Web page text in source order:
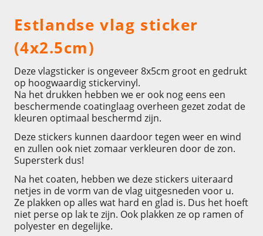
Estlandse vlag sticker
(4x2.5cm)
Deze vlagsticker is ongeveer 8x5cm groot en gedrukt
op hoogwaardig stickervinyl.
Na het drukken hebben we er ook nog eens een
beschermende coatinglaag overheen gezet zodat de
kleuren optimaal beschermd zijn.
Deze stickers kunnen daardoor tegen weer en wind
en zullen ook niet zomaar verkleuren door de zon.
Supersterk dus!
Na het coaten, hebben we deze stickers uiteraard
netjes in de vorm van de vlag uitgesneden voor u.
Ze plakken op alles wat hard en glad is. Dus het hoeft
niet perse op lak te zijn. Ook plakken ze op ramen of
polyester en degelijke.